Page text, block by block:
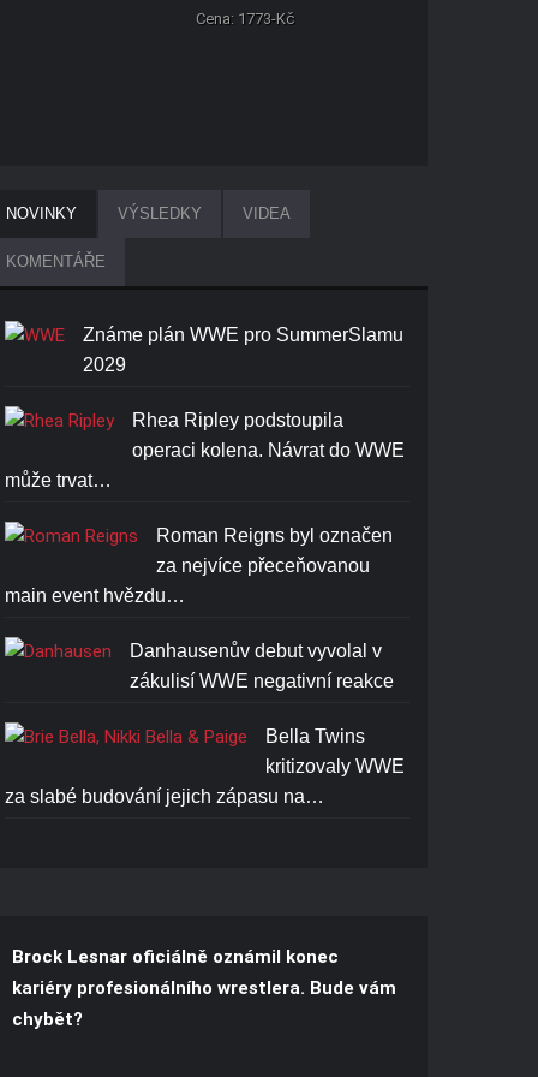
Cena: 1773-Kč
NOVINKY VÝSLEDKY VIDEA
KOMENTÁŘE
Známe plán WWE pro SummerSlamu
2029
Rhea Ripley podstoupila
operaci kolena. Návrat do WWE
může trvat…
Roman Reigns byl označen
za nejvíce přeceňovanou
main event hvězdu…
Danhausenův debut vyvolal v
zákulisí WWE negativní reakce
Bella Twins
kritizovaly WWE
za slabé budování jejich zápasu na…
Brock Lesnar oficiálně oznámil konec
kariéry profesionálního wrestlera. Bude vám
chybět?